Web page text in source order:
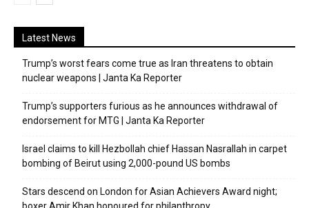
Latest News
Trump’s worst fears come true as Iran threatens to obtain
nuclear weapons | Janta Ka Reporter
Trump’s supporters furious as he announces withdrawal of
endorsement for MTG | Janta Ka Reporter
Israel claims to kill Hezbollah chief Hassan Nasrallah in carpet
bombing of Beirut using 2,000-pound US bombs
Stars descend on London for Asian Achievers Award night;